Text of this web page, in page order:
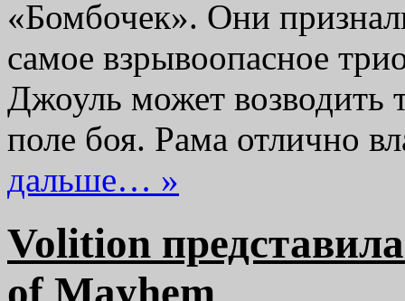
«Бомбочек». Они
самое взрывоопасное
Джоуль может возводить
поле боя. Рама отлично
дальше… »
Volition